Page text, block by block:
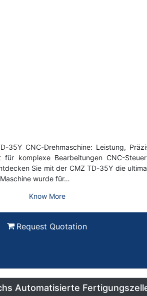
35Y CNC-Drehmaschine: Leistung,
für komplexe Bearbeitungen CNC-
Sie mit der CMZ TD-35Y die
wurde für…
Know More
Request Quotation
Automatisierte